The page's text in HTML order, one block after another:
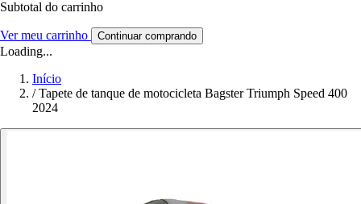
Subtotal do carrinho
Ver meu carrinho Continuar comprando
Loading...
Início
/ Tapete de tanque de motocicleta Bagster Triumph Speed 400
2024